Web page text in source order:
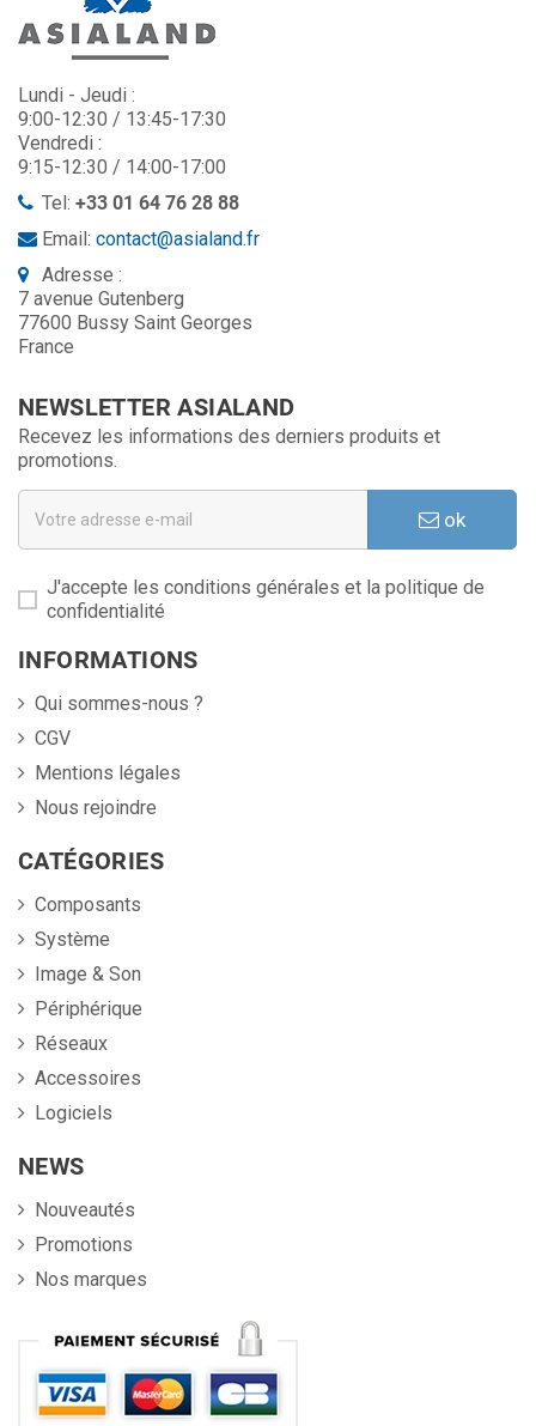
Lundi - Jeudi :
9:00-12:30 / 13:45-17:30
Vendredi :
9:15-12:30 / 14:00-17:00
Tel: +33 01 64 76 28 88
Email: contact@asialand.fr
Adresse :
7 avenue Gutenberg
77600 Bussy Saint Georges
France
NEWSLETTER ASIALAND
Recevez les informations des derniers produits et
promotions.
ok
J'accepte les conditions générales et la politique de
confidentialité
INFORMATIONS
Qui sommes-nous ?
CGV
Mentions légales
Nous rejoindre
CATÉGORIES
Composants
Système
Image & Son
Périphérique
Réseaux
Accessoires
Logiciels
NEWS
Nouveautés
Promotions
Nos marques